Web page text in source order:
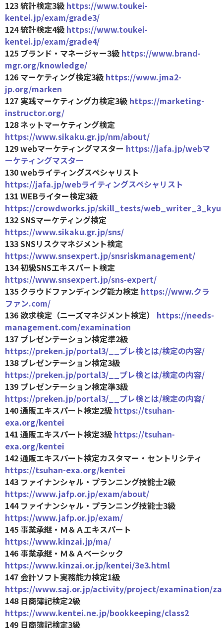
123 統計検定3級 https://www.toukei-
kentei.jp/exam/grade3/
124 統計検定4級 https://www.toukei-
kentei.jp/exam/grade4/
125 ブランド・マネージャー3級 https://www.brand-
mgr.org/knowledge/
126 マーケティング検定3級 https://www.jma2-
jp.org/marken
127 実践マーケティング力検定3級 https://marketing-
instructor.org/
128 ネットマーケティング検定
https://www.sikaku.gr.jp/nm/about/
129 webマーケティングマスター https://jafa.jp/webマ
ーケティングマスター
130 webライティングスペシャリスト
https://jafa.jp/webライティングスペシャリスト
131 WEBライター検定3級
https://crowdworks.jp/skill_tests/web_writer_3_kyu
132 SNSマーケティング検定
https://www.sikaku.gr.jp/sns/
133 SNSリスクマネジメント検定
https://www.snsexpert.jp/snsriskmanagement/
134 初級SNSエキスパート検定
https://www.snsexpert.jp/sns-expert/
135 クラウドファンディング能力検定 https://www.クラ
ファン.com/
136 欲求検定（ニーズマネジメント検定） https://needs-
management.com/examination
137 プレゼンテーション検定準2級
https://preken.jp/portal3/__プレ検とは/検定の内容/
138 プレゼンテーション検定3級
https://preken.jp/portal3/__プレ検とは/検定の内容/
139 プレゼンテーション検定準3級
https://preken.jp/portal3/__プレ検とは/検定の内容/
140 通販エキスパート検定2級 https://tsuhan-
exa.org/kentei
141 通販エキスパート検定3級 https://tsuhan-
exa.org/kentei
142 通販エキスパート検定カスタマー・セントリシティ
https://tsuhan-exa.org/kentei
143 ファイナンシャル・プランニング技能士2級
https://www.jafp.or.jp/exam/about/
144 ファイナンシャル・プランニング技能士3級
https://www.jafp.or.jp/exam/
145 事業承継・Ｍ＆Ａエキスパート
https://www.kinzai.jp/ma/
146 事業承継・Ｍ＆Ａベーシック
https://www.kinzai.or.jp/kentei/3e3.html
147 会計ソフト実務能力検定1級
https://www.saj.or.jp/activity/project/examination/
148 日商簿記検定2級
https://www.kentei.ne.jp/bookkeeping/class2
149 日商簿記検定3級